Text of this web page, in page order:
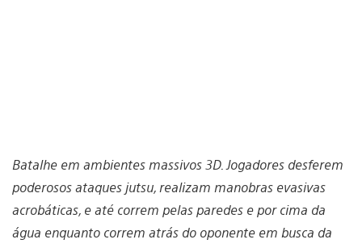
Batalhe em ambientes massivos 3D. Jogadores desferem
poderosos ataques jutsu, realizam manobras evasivas
acrobáticas, e até correm pelas paredes e por cima da
água enquanto correm atrás do oponente em busca da